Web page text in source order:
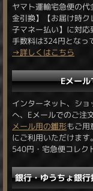
ヤマト運輸宅急便の
金引換】【お届け時
子マネー払い】に対応
手数料は324円となっ
→詳しくはこちら
Eメー
インターネット、シ
へ、Eメールでのご注
メール用の雛形もご用
にご利用いただけま
540円・宅急便コレク